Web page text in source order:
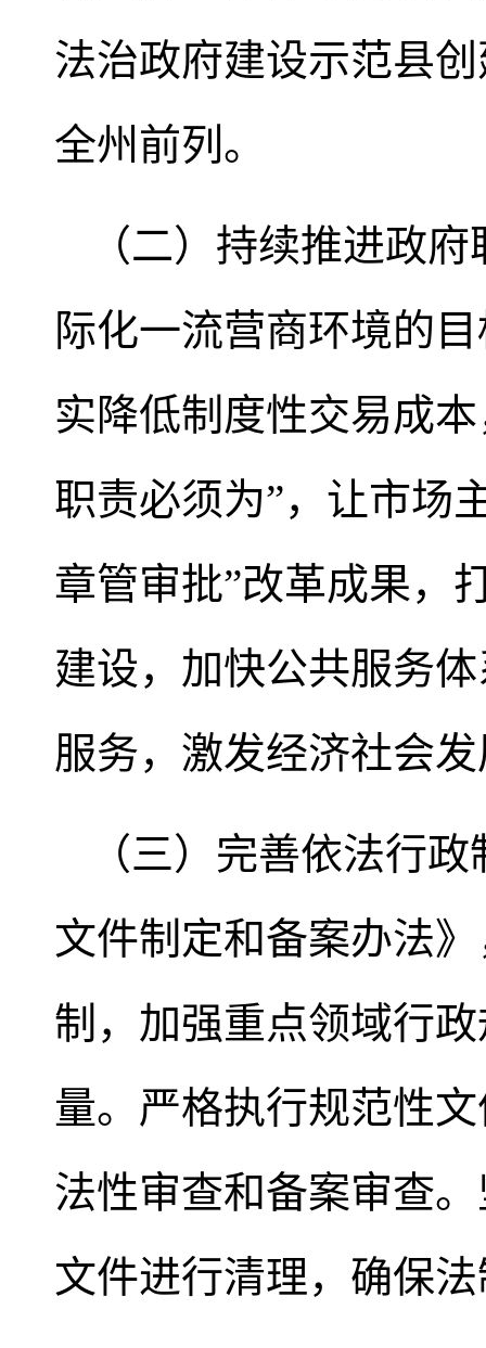
法治政府建设示范县
全州前列。
（二）持续推进政
际化一流营商环境的
实降低制度性交易成
职责必须为”，让市场
章管审批”改革成果，
建设，加快公共服务
服务，激发经济社会
（三）完善依法行
文件制定和备案办法
制，加强重点领域行
量。严格执行规范性
法性审查和备案审查
文件进行清理，确保